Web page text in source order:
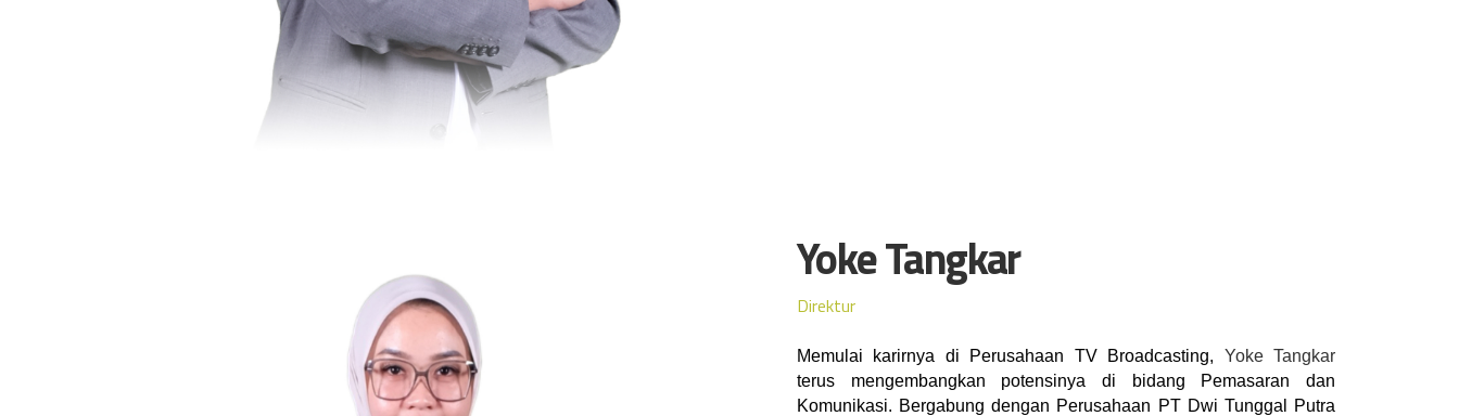
Yoke Tangkar
Direktur
Memulai karirnya di Perusahaan TV Broadcasting, Yoke Tangkar
terus mengembangkan potensinya di bidang Pemasaran dan
Komunikasi. Bergabung dengan Perusahaan PT Dwi Tunggal Putra